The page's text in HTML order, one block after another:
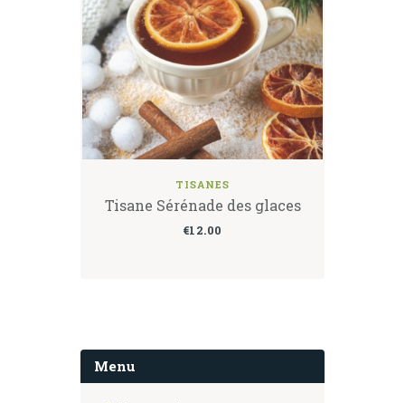
TISANES
Tisane Sérénade des glaces
€12.00
Menu